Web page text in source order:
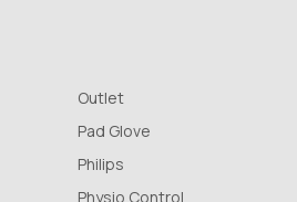
Outlet
Pad Glove
Philips
Physio Control